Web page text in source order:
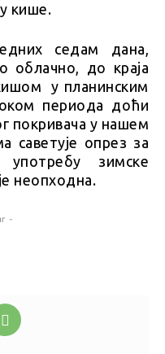
кише.
седам дана,
облачно, до краја
у планинским
периода доћи
покривача у нашем
саветује опрез за
зимске
неопходна.
-